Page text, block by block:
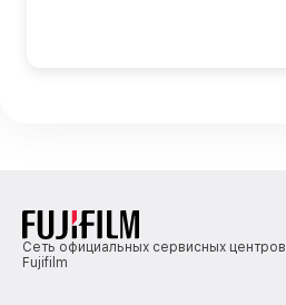
Сеть официальных сервисных центров
Fujifilm